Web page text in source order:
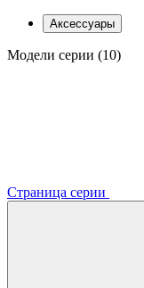
Аксессуары
Модели серии (10)
Страница серии